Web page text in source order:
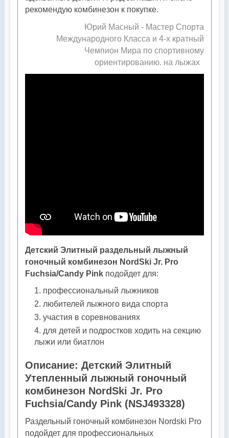
рекомендую комбинезон к покупке.
Юрий Масный - Мастер Спорта
Международного Класса и 4-х кратный
Чемпион Мира по спортивному
ориентированию. на лыжах
Детский Элитный раздельный лыжный
гоночный комбинезон NordSki Jr. Pro
Fuchsia/Candy Pink подойдет для:
профессиональный лыжников
любителей лыжного вида спорта
участия в соревнованиях
для детей и подростков ходить на секцию
лыжи или биатлон
Описание: Детский Элитный
Утепленный лыжный гоночный
комбинезон NordSki Jr. Pro
Fuchsia/Candy Pink (NSJ493328)
Раздельный гоночный комбинезон Nordski Pro
подойдет для профессиональных